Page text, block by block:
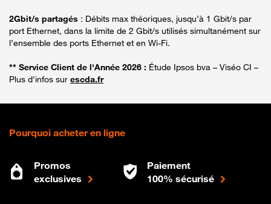
2Gbit/s partagés : Débits max théoriques, jusqu’à 1 Gbit/s par
port Ethernet, dans la limite de 2 Gbit/s utilisés simultanément sur
l’ensemble des ports Ethernet et en Wi-Fi.
** Service Client de l'Année 2026 : Étude Ipsos bva – Viséo CI –
Plus d'infos sur escda.fr
Pourquoi acheter en ligne
Promos
exclusives
Paiement
100% sécurisé